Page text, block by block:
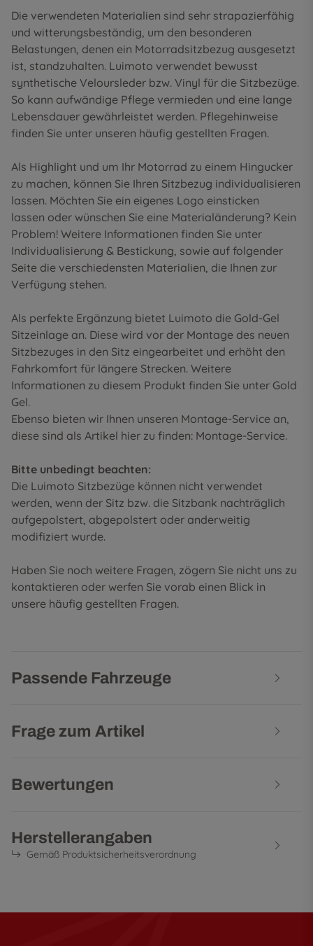
Die verwendeten Materialien sind sehr strapazierfähig
und witterungsbeständig, um den besonderen
Belastungen, denen ein Motorradsitzbezug ausgesetzt
ist, standzuhalten. Luimoto verwendet bewusst
synthetische Veloursleder bzw. Vinyl für die Sitzbezüge.
So kann aufwändige Pflege vermieden und eine lange
Lebensdauer gewährleistet werden. Pflegehinweise
finden Sie unter unseren häufig gestellten Fragen.
Als Highlight und um Ihr Motorrad zu einem Hingucker
zu machen, können Sie Ihren Sitzbezug individualisieren
lassen. Möchten Sie ein eigenes Logo einsticken
lassen oder wünschen Sie eine Materialänderung? Kein
Problem! Weitere Informationen finden Sie unter
Individualisierung & Bestickung, sowie auf folgender
Seite die verschiedensten Materialien, die Ihnen zur
Verfügung stehen.
Als perfekte Ergänzung bietet Luimoto die Gold-Gel
Sitzeinlage an. Diese wird vor der Montage des neuen
Sitzbezuges in den Sitz eingearbeitet und erhöht den
Fahrkomfort für längere Strecken. Weitere
Informationen zu diesem Produkt finden Sie unter Gold
Gel.
Ebenso bieten wir Ihnen unseren Montage-Service an,
diese sind als Artikel hier zu finden: Montage-Service.
Bitte unbedingt beachten:
Die Luimoto Sitzbezüge können nicht verwendet
werden, wenn der Sitz bzw. die Sitzbank nachträglich
aufgepolstert, abgepolstert oder anderweitig
modifiziert wurde.
Haben Sie noch weitere Fragen, zögern Sie nicht uns zu
kontaktieren oder werfen Sie vorab einen Blick in
unsere häufig gestellten Fragen.
Passende Fahrzeuge
Frage zum Artikel
Bewertungen
Herstellerangaben
Gemäß Produktsicherheitsverordnung